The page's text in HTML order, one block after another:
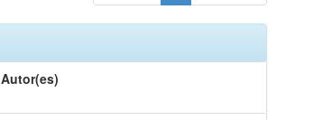
Autor(es)